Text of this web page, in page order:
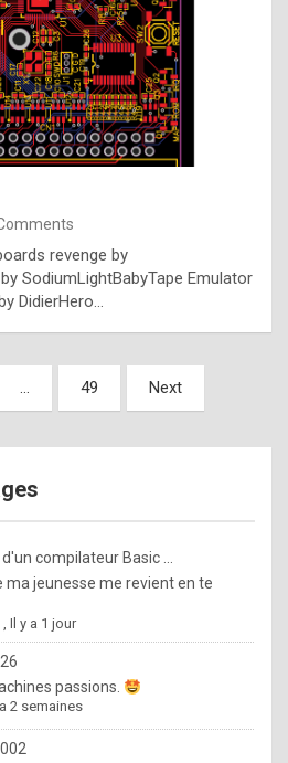
t
p
h
o
n
y
l
e
x
a
%
m
a
d
b
y
revenge by
SodiumLightBabyTape Emulator
DidierHero…
… 49 Next
d'un compilateur Basic ...
ma jeunesse me revient en te
,Il y a 1 jour
passions.
2 semaines